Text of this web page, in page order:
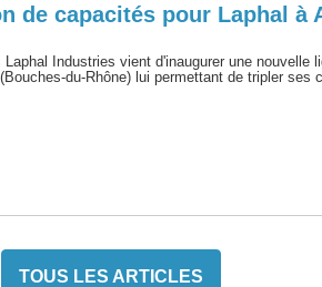
de capacités pour Laphal à
Industries vient d'inaugurer une
du-Rhône) lui permettant de tripler ses
TOUS LES ARTICLES